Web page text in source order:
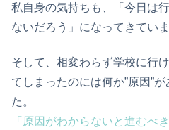
私自身の気持ちも、「今日は
ないだろう」になってきていま
そして、相変わらず学校に行
てしまったのには何か”原因”
た。
「原因がわからないと進むべ